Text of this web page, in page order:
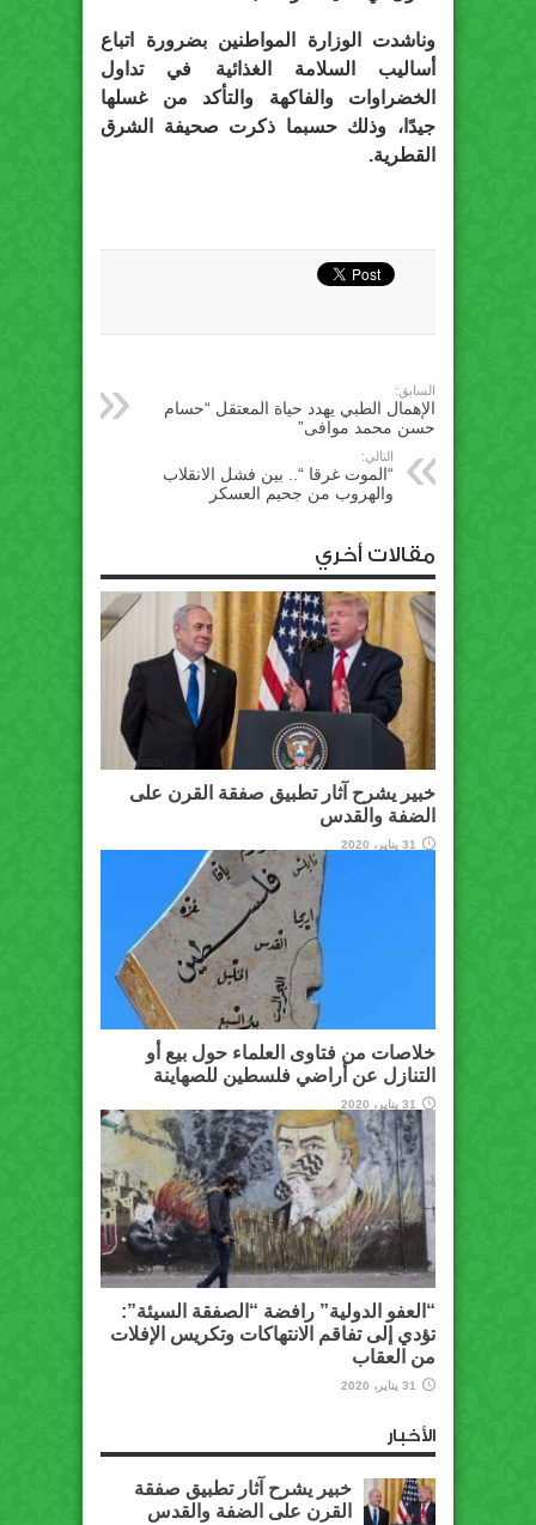
وناشدت الوزارة المواطنين بضرورة اتباع
أساليب السلامة الغذائية في تداول
الخضراوات والفاكهة والتأكد من غسلها
جيدًا، وذلك حسبما ذكرت صحيفة الشرق
القطرية.
السابق:
الإهمال الطبي يهدد حياة المعتقل “حسام
حسن محمد موافى”
التالي:
“الموت غرقا “.. بين فشل الانقلاب
والهروب من جحيم العسكر
مقالات أخري
خبير يشرح آثار تطبيق صفقة القرن على
الضفة والقدس
31 يناير، 2020
خلاصات من فتاوى العلماء حول بيع أو
التنازل عن أراضي فلسطين للصهاينة
31 يناير، 2020
“العفو الدولية” رافضة “الصفقة السيئة”:
تؤدي إلى تفاقم الانتهاكات وتكريس الإفلات
من العقاب
31 يناير، 2020
الأخبار
خبير يشرح آثار تطبيق صفقة
القرن على الضفة والقدس